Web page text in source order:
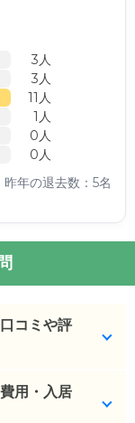
3人
3人
11人
1人
0人
0人
昨年の退去数：5名
コミや評
を確認でき
用・入居